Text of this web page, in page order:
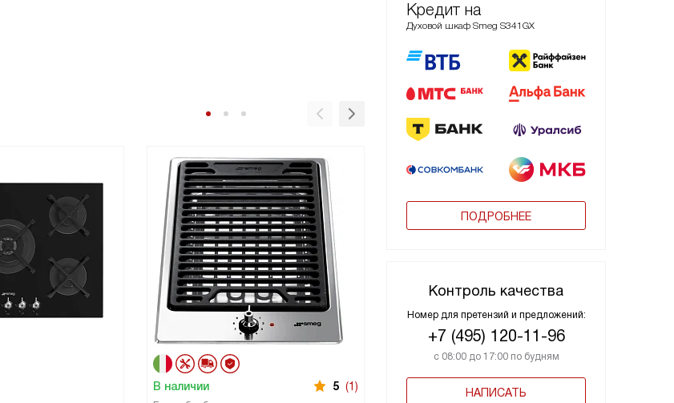
Кредит на
Духовой шкаф Smeg S341GX
ПОДРОБНЕЕ
Контроль качества
Номер для претензий и предложений:
+7 (495) 120-11-96
с 08:00 до 17:00 по будням
НАПИСАТЬ
В наличии 5 (1)